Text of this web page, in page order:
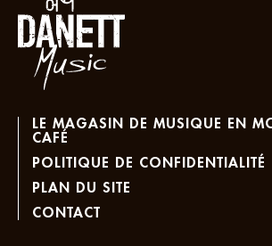
LE MAGASIN DE MUSIQUE EN
CAFÉ
POLITIQUE DE CONFIDENTIALITÉ
PLAN DU SITE
CONTACT